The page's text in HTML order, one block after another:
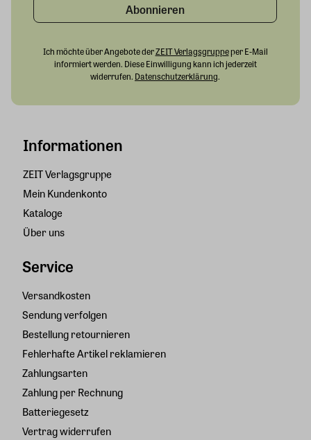
Informationen
ZEIT Verlagsgruppe
Mein Kundenkonto
Kataloge
Über uns
Service
Versandkosten
Sendung verfolgen
Bestellung retournieren
Fehlerhafte Artikel reklamieren
Zahlungsarten
Zahlung per Rechnung
Batteriegesetz
Vertrag widerrufen
Abonnieren
Ich möchte über Angebote derZEIT Verlagsgruppeper E-Mail
informiert werden. Diese Einwilligung kann ich jederzeit
widerrufen. Datenschutzerklärung.